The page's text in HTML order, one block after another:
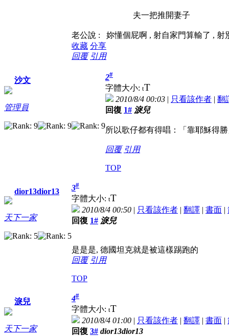
夫一把推開妻子
老公說 : 妳懂個屁啊 , 射自家門算輸了 , 射
收藏 分享
回覆 引用
沙文
管理員
2#
字體大小: tT
2010/8/4 00:03 | 只看該作者 | 翻
回復 1# 淚兒
所以歌仔都有得唱：「靠耶穌得
回覆 引用
TOP
dior13dior13
天下一家
3#
字體大小: tT
2010/8/4 00:50 | 只看該作者 | 翻譯 | 書面 |
回復 1# 淚兒
是是是, 德國坦克就是被這樣踢跑的
回覆 引用
TOP
淚兒
天下一家
4#
字體大小: tT
2010/8/4 01:00 | 只看該作者 | 翻譯 | 書面 |
回復 3# dior13dior13